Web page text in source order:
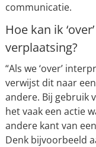
communicatie.
Hoe kan ik
verplaatsing?
“Als we ‘over’
verwijst dit naar
andere. Bij gebruik
het vaak een actie
andere kant van
Denk bijvoorbeeld